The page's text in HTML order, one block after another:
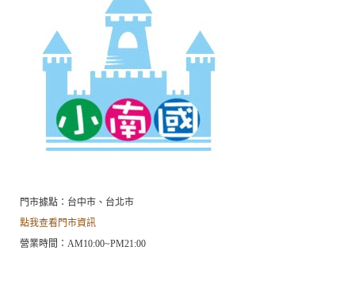
門市據點：台中市、台北市
點我查看門市資訊
營業時間：AM10:00~PM21:00